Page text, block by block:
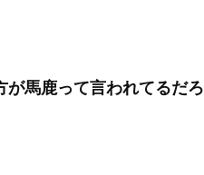
が馬鹿って言われてるだろ